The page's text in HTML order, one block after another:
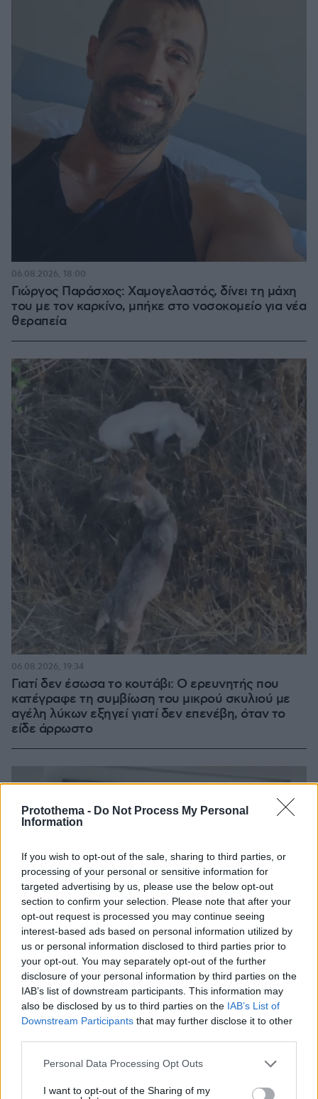
Protothema - Do Not Process My Personal
Information
If you wish to opt-out of the sale, sharing to third parties, or
processing of your personal or sensitive information for
targeted advertising by us, please use the below opt-out
section to confirm your selection. Please note that after your
opt-out request is processed you may continue seeing
interest-based ads based on personal information utilized by
us or personal information disclosed to third parties prior to
your opt-out. You may separately opt-out of the further
disclosure of your personal information by third parties on the
IAB’s list of downstream participants. This information may
also be disclosed by us to third parties on the IAB’s List of
Downstream Participants that may further disclose it to other
Please note that this website/app uses one or more Google
not limited to your visit or usage behaviour. You may click to
Personal Data Processing Opt Outs
I want to opt-out of the Sharing of my
Γιώργος Παράσχος: Χαμογελαστός, δίνει τη μάχη
του με τον καρκίνο, μπήκε στο νοσοκομείο για νέα
θεραπεία
06.08.2026, 18:00
Γιατί δεν έσωσα το κουτάβι: Ο ερευνητής που
κατέγραφε τη συμβίωση του μικρού σκυλιού με
αγέλη λύκων εξηγεί γιατί δεν επενέβη, όταν το
είδε άρρωστο
06.08.2026, 19:34
Αριστοτέλης Δαμίγος: Σε κλίμα οδύνης έγινε η